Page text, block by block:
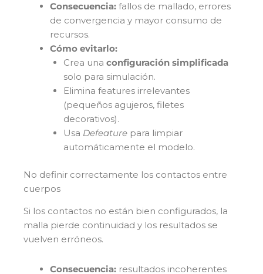
Consecuencia: fallos de mallado, errores
de convergencia y mayor consumo de
recursos.
Cómo evitarlo:
Crea una configuración simplificada
solo para simulación.
Elimina features irrelevantes
(pequeños agujeros, filetes
decorativos).
Usa Defeaturepara limpiar
automáticamente el modelo.
No definir correctamente los contactos entre
cuerpos
Si los contactos no están bien configurados, la
malla pierde continuidad y los resultados se
vuelven erróneos.
Consecuencia: resultados incoherentes